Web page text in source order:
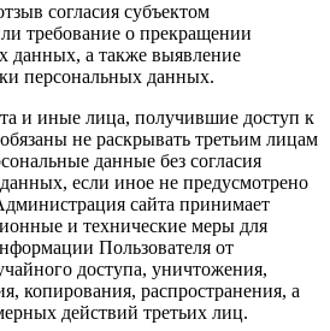
согласия субъектом
требование о прекращении
данных, а также выявление
персональных данных.
и иные лица, получившие доступ к
не раскрывать третьим лицам
данные без согласия
если иное не предусмотрено
сайта принимает
и технические меры для
Пользователя от
доступа, уничтожения,
копирования, распространения, а
действий третьих лиц.